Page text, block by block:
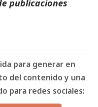
publicaciones
para generar en
del contenido y una
para redes sociales: